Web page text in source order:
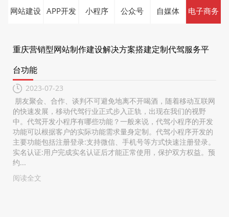
网站建设 APP开发 小程序 公众号 自媒体 电子商务
重庆营销型网站制作建设解决方案搭建定制代驾服务平
台功能
2023-07-23
朋友聚会、合作、谈判不可避免地离不开喝酒，随着移动互联网
的快速发展，移动代驾行业正式步入正轨，出现在我们的视野
中。代驾开发小程序有哪些功能？一般来说，代驾小程序的开发
功能可以根据客户的实际功能需求量身定制。代驾小程序开发的
主要功能包括注册登录:支持微信、手机号等方式快速注册登录。
实名认证:用户完成实名认证后才能正常使用，保护双方权益。预
约...
阅读全文